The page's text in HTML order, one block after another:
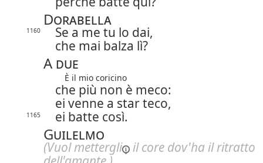
Dorabella
1160
Se a me tu lo dai,
che mai balza lì?
A due
È il mio coricino
che più non è meco:
ei venne a star teco,
1165 ei batte così.
Guilelmo
(Vuolmettergli
il core dov'ha il ritratto